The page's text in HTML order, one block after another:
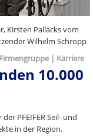
Kirsten Pallacks vom
Wilhelm Schropp
10.000
Firmengruppe | Karriere
PFEIFER Seil- und
in der Region.